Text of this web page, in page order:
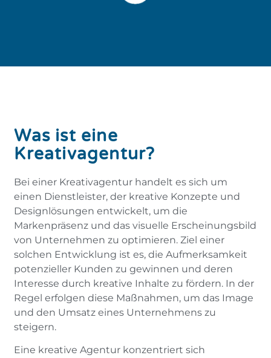
Was ist eine
Kreativagentur?
Bei einer Kreativagentur handelt es sich um
einen Dienstleister, der kreative Konzepte und
Designlösungen entwickelt, um die
Markenpräsenz und das visuelle Erscheinungsbild
von Unternehmen zu optimieren. Ziel einer
solchen Entwicklung ist es, die Aufmerksamkeit
potenzieller Kunden zu gewinnen und deren
Interesse durch kreative Inhalte zu fördern. In der
Regel erfolgen diese Maßnahmen, um das Image
und den Umsatz eines Unternehmens zu
steigern.
Eine kreative Agentur konzentriert sich